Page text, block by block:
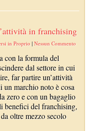
in franchising
in Proprio |Nessun Commento
con la formula del
dal settore in cui
far partire un’attività
un marchio noto è cosa
zero e con un bagaglio
benefici del franchising,
oltre mezzo secolo